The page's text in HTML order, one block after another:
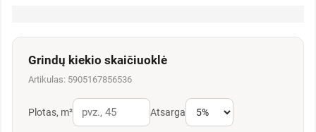
Grindų kiekio skaičiuoklė
Artikulas: 5905167856536
Plotas, m² Atsarga